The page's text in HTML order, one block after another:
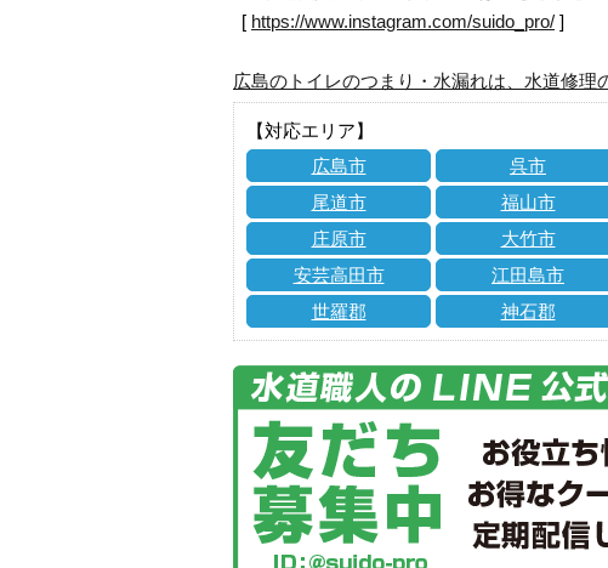
[ https://www.instagram.com/suido_pro/ ]
広島のトイレのつまり・水漏れは、水道修理
【対応エリア】
広島市
呉市
尾道市
福山市
庄原市
大竹市
安芸高田市
江田島市
世羅郡
神石郡